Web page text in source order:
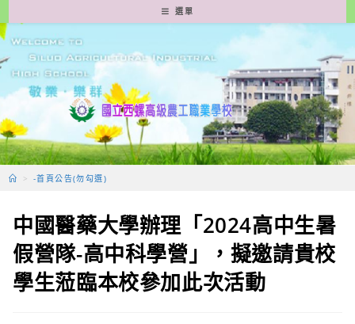
轉
至
要
容
選單
> -首頁公告(勿勾選)
中國醫藥大學辦理「2024高中生暑
假營隊-高中科學營」，擬邀請貴校
學生蒞臨本校參加此次活動